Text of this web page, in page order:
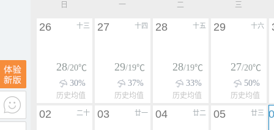
日 一 二 三
十三
26
28/20℃
30%
历史均值
十四
27
29/19℃
37%
历史均值
十五
28
28/19℃
33%
历史均值
十六
29
27/20℃
50%
历史均值
二十
02 廿一
03 廿二
04 廿三
05